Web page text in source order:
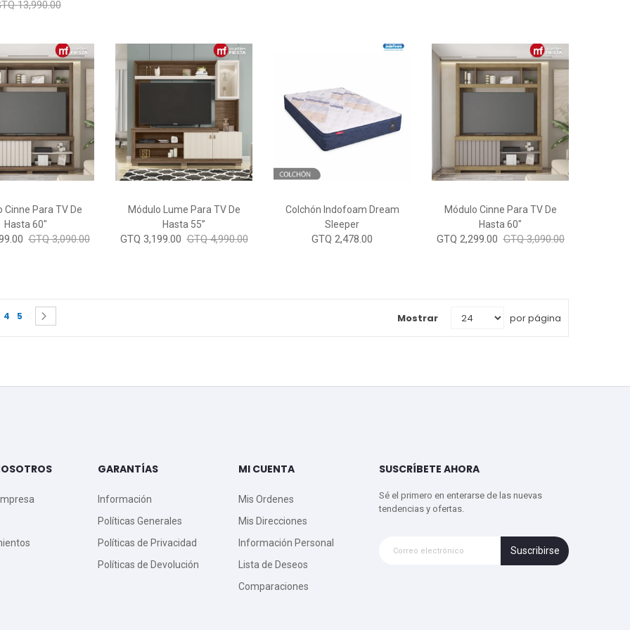
13,990.00
Cinne Para TV De
Hasta 60"
GTQ 3,090.00
Módulo Lume Para TV De
Hasta 55”
GTQ 3,199.00 GTQ 4,990.00
Colchón Indofoam Dream
Sleeper
GTQ 2,478.00
Módulo Cinne Para TV De
Hasta 60"
GTQ 2,299.00 GTQ 3,090.00
currently reading page
Page
4 Page
5 Page
Mostrar por página
GARANTÍAS
Información
Políticas Generales
Políticas de Privacidad
Políticas de Devolución
MI CUENTA
Mis Ordenes
Mis Direcciones
Información Personal
Lista de Deseos
Comparaciones
SUSCRÍBETE AHORA
Sé el primero en enterarse de las nuevas
tendencias y ofertas.
Suscribirse